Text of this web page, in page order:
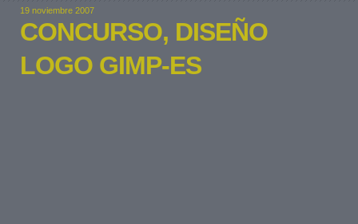
19 noviembre 2007
CONCURSO, DISEÑO
LOGO GIMP-ES